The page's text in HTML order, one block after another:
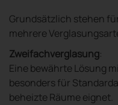
Grundsätzlich stehen
mehrere
Zweifachverglasung:
Eine bewährte Lösung
besonders für
beheizte Räume eignet.